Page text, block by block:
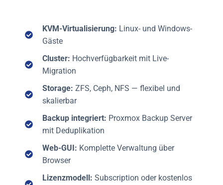
KVM-Virtualisierung: Linux- und Windows-
Gäste
Cluster: Hochverfügbarkeit mit Live-
Migration
Storage: ZFS, Ceph, NFS — flexibel und
skalierbar
Backup integriert: Proxmox Backup Server
mit Deduplikation
Web-GUI: Komplette Verwaltung über
Browser
Lizenzmodell: Subscription oder kostenlos